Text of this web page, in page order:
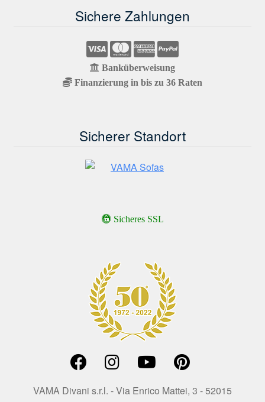
Sichere Zahlungen
Banküberweisung
Finanzierung in bis zu 36 Raten
Sicherer Standort
Sicheres SSL
VAMA Divani s.r.l. - Via Enrico Mattei, 3 - 52015